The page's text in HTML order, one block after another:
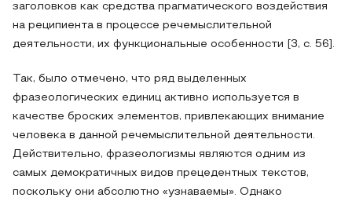
заголовков как средства прагматического воздействия
на реципиента в процессе речемыслительной
деятельности, их функциональные особенности [3, c. 56].
Так, было отмечено, что ряд выделенных
фразеологических единиц активно используется в
качестве броских элементов, привлекающих внимание
человека в данной речемыслительной деятельности.
Действительно, фразеологизмы являются одним из
самых демократичных видов прецедентных текстов,
поскольку они абсолютно «узнаваемы». Однако